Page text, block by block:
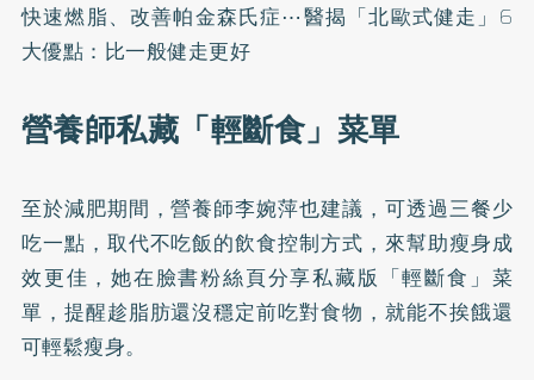
快速燃脂、改善帕金森氏症⋯醫揭「北歐式健走」6
大優點：比一般健走更好
營養師私藏「輕斷食」菜單
至於減肥期間，營養師李婉萍也建議，可透過三餐少
吃一點，取代不吃飯的飲食控制方式，來幫助瘦身成
效更佳，她在臉書粉絲頁分享私藏版「輕斷食」菜
單，提醒趁脂肪還沒穩定前吃對食物，就能不挨餓還
可輕鬆瘦身。